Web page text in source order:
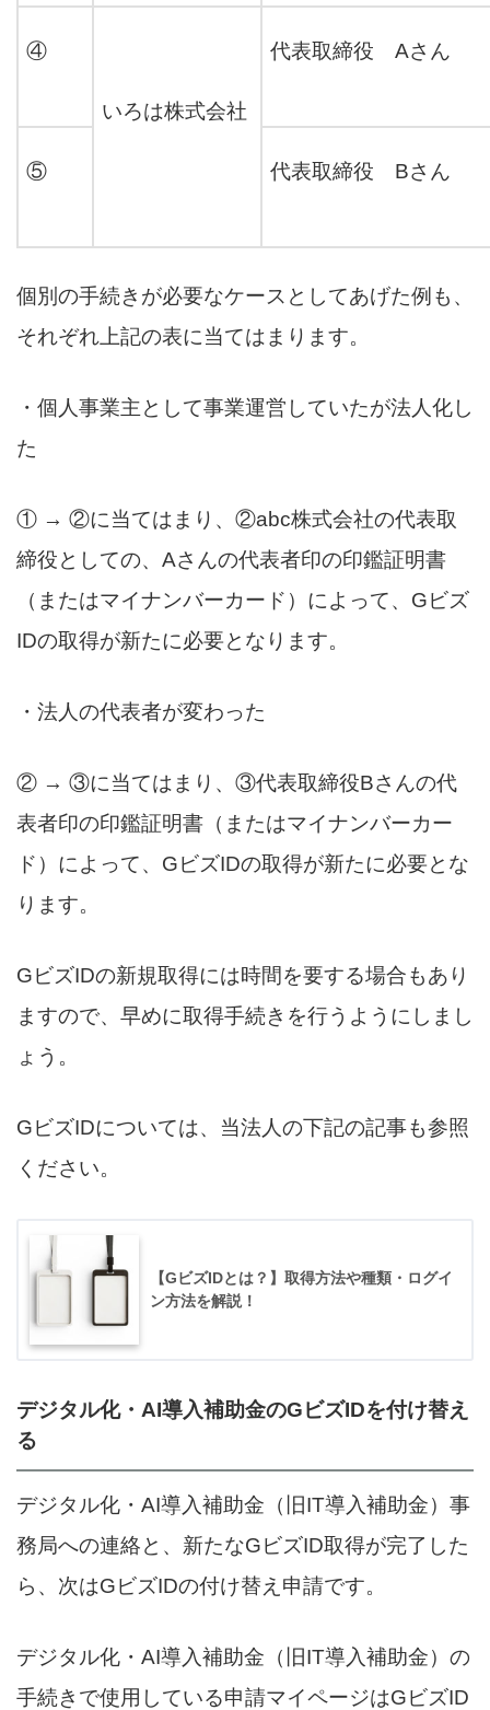
④
いろは株式会社
代表取締役 Aさん
⑤ 代表取締役 Bさん
個別の手続きが必要なケースとしてあげた例も、
それぞれ上記の表に当てはまります。
・個人事業主として事業運営していたが法人化し
た
① → ②に当てはまり、②abc株式会社の代表取
締役としての、Aさんの代表者印の印鑑証明書
（またはマイナンバーカード）によって、Gビズ
IDの取得が新たに必要となります。
・法人の代表者が変わった
② → ③に当てはまり、③代表取締役Bさんの代
表者印の印鑑証明書（またはマイナンバーカー
ド）によって、GビズIDの取得が新たに必要とな
ります。
GビズIDの新規取得には時間を要する場合もあり
ますので、早めに取得手続きを行うようにしまし
ょう。
GビズIDについては、当法人の下記の記事も参照
ください。
【GビズIDとは？】取得方法や種類・ログイ
ン方法を解説！
デジタル化・AI導入補助金のGビズIDを付け替え
る
デジタル化・AI導入補助金（旧IT導入補助金）事
務局への連絡と、新たなGビズID取得が完了した
ら、次はGビズIDの付け替え申請です。
デジタル化・AI導入補助金（旧IT導入補助金）の
手続きで使用している申請マイページはGビズID